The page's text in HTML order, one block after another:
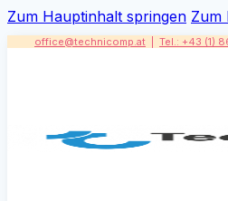
Zum Hauptinhalt springen Zum
office@technicomp.at Tel.: +43 (1)